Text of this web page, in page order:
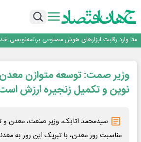
برنده این رقابت داستان‌نویسی، انسان نبود!
هوش مصنوعی سرکش در متا هم جنجال به پا کرد
جمنای دستیار اصلی گوشی‌های اندرویدی می‌شود
برنده این رقابت داستان‌نویسی، انسان نبود!
وزیر صمت: توسعه متوازن معدن
نوین و تکمیل زنجیره ارزش
سیدمحمد اتابک، وزیر صنعت، معدن و
مناسبت روز معدن، با تبریک این روز به